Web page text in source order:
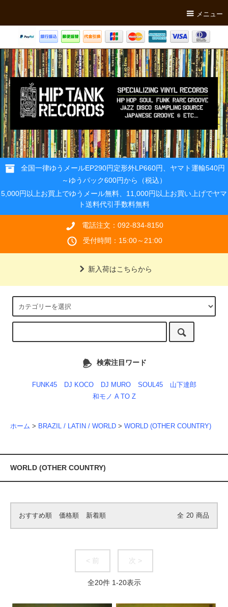
メニュー
全国一律ゆうメールEP290円定形外LP660円、ヤマト運輸540円
～ゆうパック600円から（税込）
5,000円以上お買上でゆうメール無料、11,000円以上お買い上げでヤマ
ト送料代引手数料無料
電話注文：092-834-8150
受付時間：15:00～21:00
新入荷はこちらから
検索注目ワード
FUNK45 DJ KOCO DJ MURO SOUL45
山下達郎
和モノ A TO Z
ホーム > BRAZIL / LATIN / WORLD > WORLD (OTHER COUNTRY)
WORLD (OTHER COUNTRY)
おすすめ順 価格順 新着順 全 20 商品
< 前 次 >
全20件 1-20表示